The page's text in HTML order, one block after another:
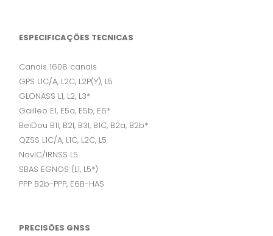
ESPECIFICAÇÕES TECNICAS
Canais 1608 canais
GPS L1C/A, L2C, L2P(Y), L5
GLONASS L1, L2, L3*
Galileo E1, E5a, E5b, E6*
BeiDou B1I, B2I, B3I, B1C, B2a, B2b*
QZSS L1C/A, L1C, L2C, L5
NavIC/IRNSS L5
SBAS EGNOS (L1, L5*)
PPP B2b-PPP, E6B-HAS
PRECISÕES GNSS